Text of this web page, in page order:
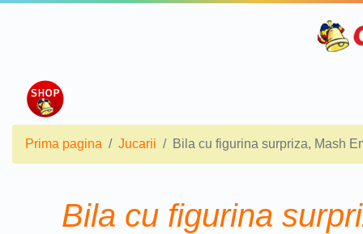
Prima pagina Jucarii Bila cu figurina surpriza, Mash
Bila cu figurina